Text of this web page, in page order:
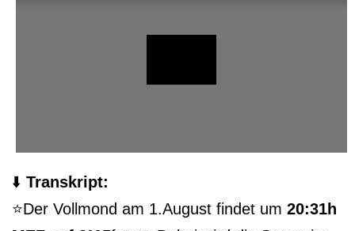
⬇️ Transkript:
⭐️Der Vollmond am 1.August findet um 20:31h